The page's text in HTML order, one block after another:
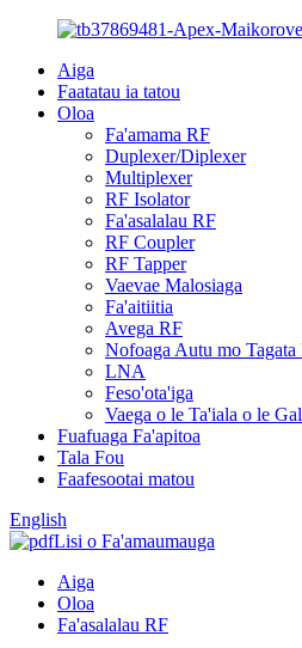
Aiga
Faatatau ia tatou
Oloa
Fa'amama RF
Duplexer/Diplexer
Multiplexer
RF Isolator
Fa'asalalau RF
RF Coupler
RF Tapper
Vaevae Malosiaga
Fa'aitiitia
Avega RF
Nofoaga Autu mo Tagata
LNA
Feso'ota'iga
Vaega o le Ta'iala o le
Fuafuaga Fa'apitoa
Tala Fou
Faafesootai matou
English
Lisi o Fa'amaumauga
Aiga
Oloa
Fa'asalalau RF